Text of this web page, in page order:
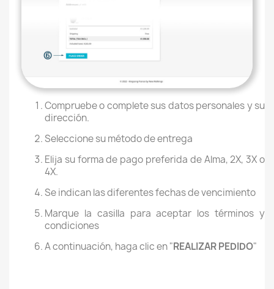
Compruebe o complete sus datos personales y su
dirección.
Seleccione su método de entrega
Elija su forma de pago preferida de Alma, 2X, 3X o
4X.
Se indican las diferentes fechas de vencimiento
Marque la casilla para aceptar los términos y
condiciones
A continuación, haga clic en "REALIZAR PEDIDO"